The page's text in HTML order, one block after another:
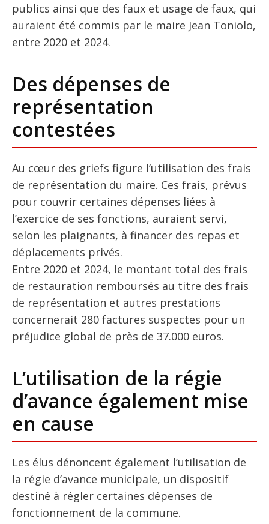
publics ainsi que des faux et usage de faux, qui
auraient été commis par le maire Jean Toniolo,
entre 2020 et 2024.
Des dépenses de
représentation
contestées
Au cœur des griefs figure l’utilisation des frais
de représentation du maire. Ces frais, prévus
pour couvrir certaines dépenses liées à
l’exercice de ses fonctions, auraient servi,
selon les plaignants, à financer des repas et
déplacements privés.
Entre 2020 et 2024, le montant total des frais
de restauration remboursés au titre des frais
de représentation et autres prestations
concernerait 280 factures suspectes pour un
préjudice global de près de 37.000 euros.
L’utilisation de la régie
d’avance également mise
en cause
Les élus dénoncent également l’utilisation de
la régie d’avance municipale, un dispositif
destiné à régler certaines dépenses de
fonctionnement de la commune.